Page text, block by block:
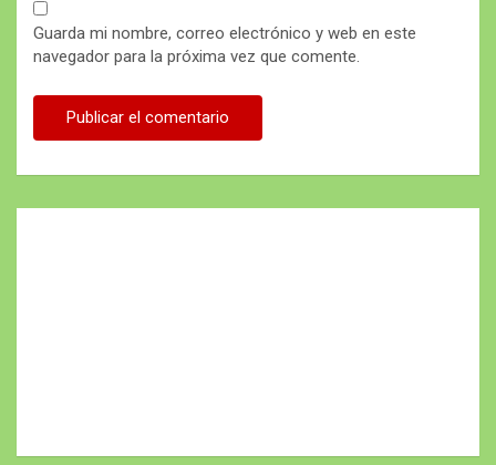
Guarda mi nombre, correo electrónico y web en este
navegador para la próxima vez que comente.